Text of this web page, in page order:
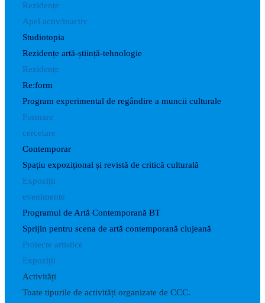
Rezidențe
Apel activ/inactiv
Studiotopia
Rezidențe artă-știință-tehnologie
Rezidențe
Re:form
Program experimental de regândire a muncii culturale
Formare
cercetare
Contemporar
Spațiu expozițional și revistă de critică culturală
Expoziții
evenimente
Programul de Artă Contemporană BT
Sprijin pentru scena de artă contemporană clujeană
Proiecte artistice
Expoziții
Activități
Toate tipurile de activități organizate de CCC.